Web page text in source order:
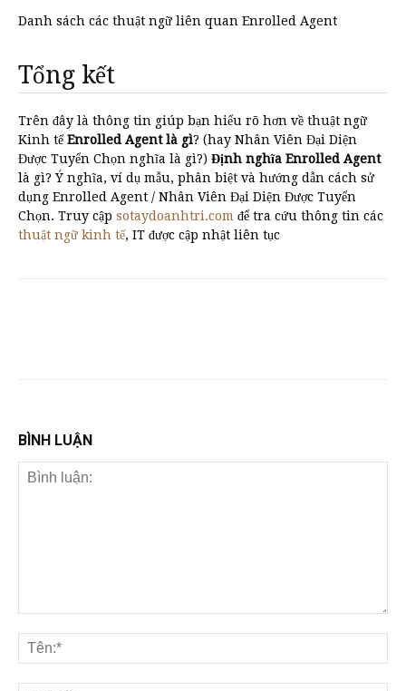
Danh sách các thuật ngữ liên quan Enrolled Agent
Tổng kết
Trên đây là thông tin giúp bạn hiểu rõ hơn về thuật ngữ
Kinh tếEnrolled Agent là gì? (hay Nhân Viên Đại Diện
Được Tuyển Chọn nghĩa là gì?) Định nghĩa Enrolled Agent
là gì? Ý nghĩa, ví dụ mẫu, phân biệt và hướng dẫn cách sử
dụng Enrolled Agent / Nhân Viên Đại Diện Được Tuyển
Chọn. Truy cập sotaydoanhtri.com để tra cứu thông tin các
thuật ngữ kinh tế, IT được cập nhật liên tục
BÌNH LUẬN